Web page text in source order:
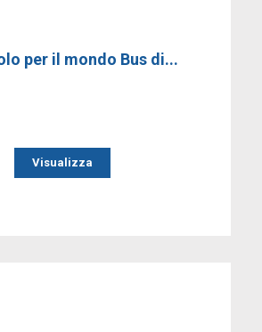
per il mondo Bus di...
Visualizza